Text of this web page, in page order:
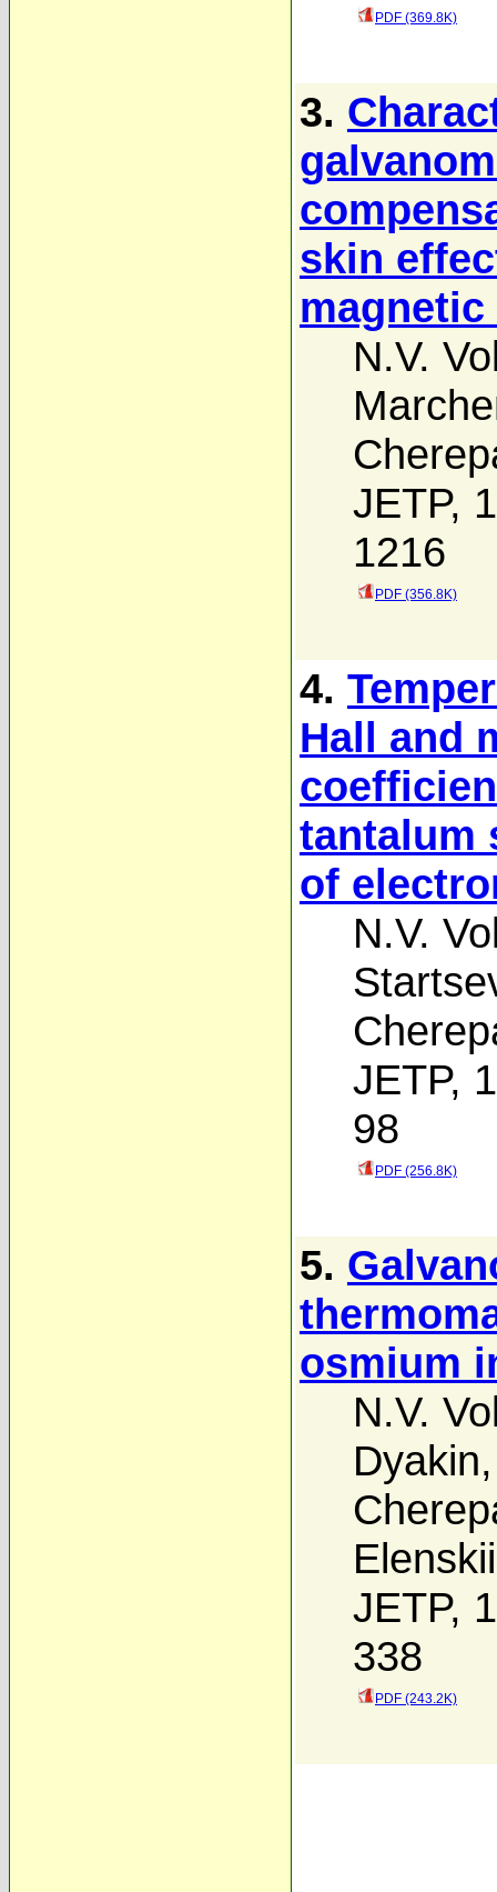
PDF (369.8K)
3.
skin
N.V.
JETP,
1216
PDF (356.8K)
4.
Hall and
tantalum
of
N.V.
JETP,
98
PDF (256.8K)
5.
osmium
N.V.
Dyakin
Elenskii
JETP,
338
PDF (243.2K)